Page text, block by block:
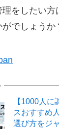
をしたい
でしょうか
【1000人
スおすすめ
選び方をジ